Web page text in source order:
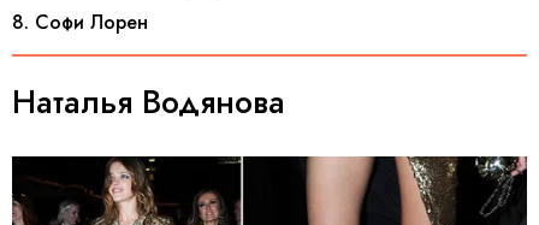
8. Софи Лорен
Наталья Водянова